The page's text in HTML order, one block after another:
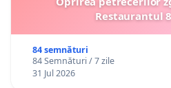
Restaurantul
84 semnături
84 Semnături / 7 zile
31 Jul 2026